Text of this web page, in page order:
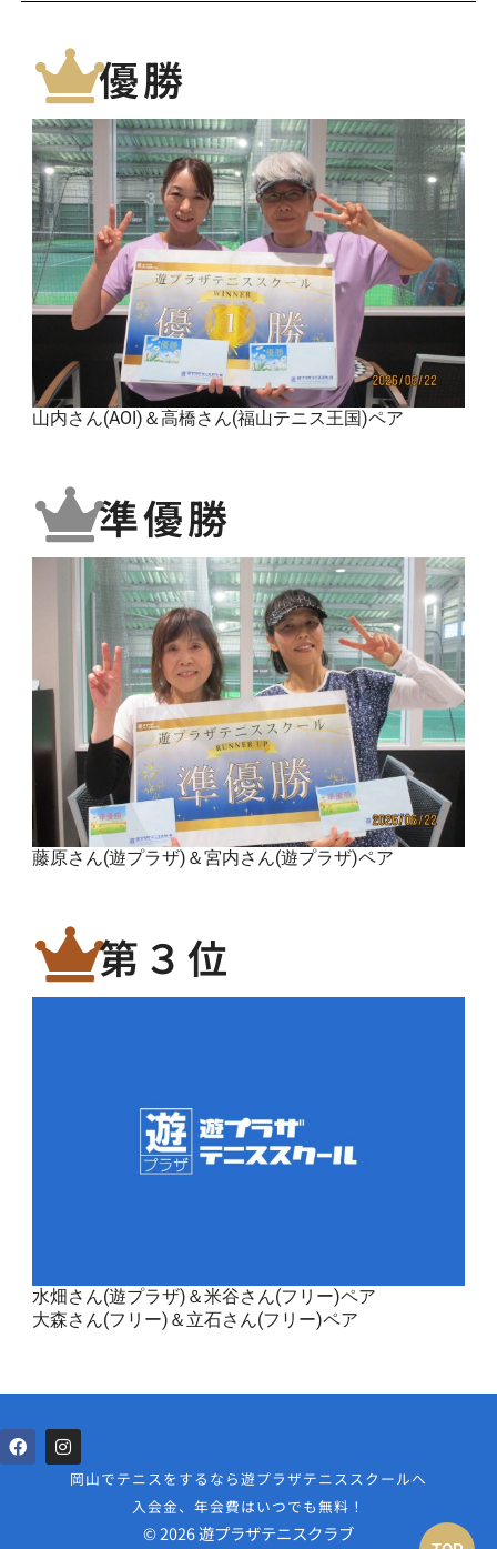
優勝
山内さん(AOI)＆高橋さん(福山テニス王国)ペア
準優勝
藤原さん(遊プラザ)＆宮内さん(遊プラザ)ペア
第３位
水畑さん(遊プラザ)＆米谷さん(フリー)ペア
大森さん(フリー)＆立石さん(フリー)ペア
岡山でテニスをするなら遊プラザテニススクールへ
入会金、年会費はいつでも無料！
© 2026 遊プラザテニスクラブ